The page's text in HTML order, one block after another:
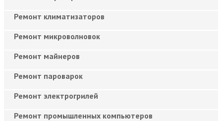
Ремонт климатизаторов
Ремонт микроволновок
Ремонт майнеров
Ремонт пароварок
Ремонт электрогрилей
Ремонт промышленных компьютеров